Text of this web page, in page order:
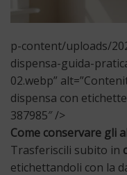
p-content/uploads/
dispensa-guida-
02.webp”
dispensa con
387985″ />
Come conservare gli
Trasferiscili subito in
etichettandoli con la